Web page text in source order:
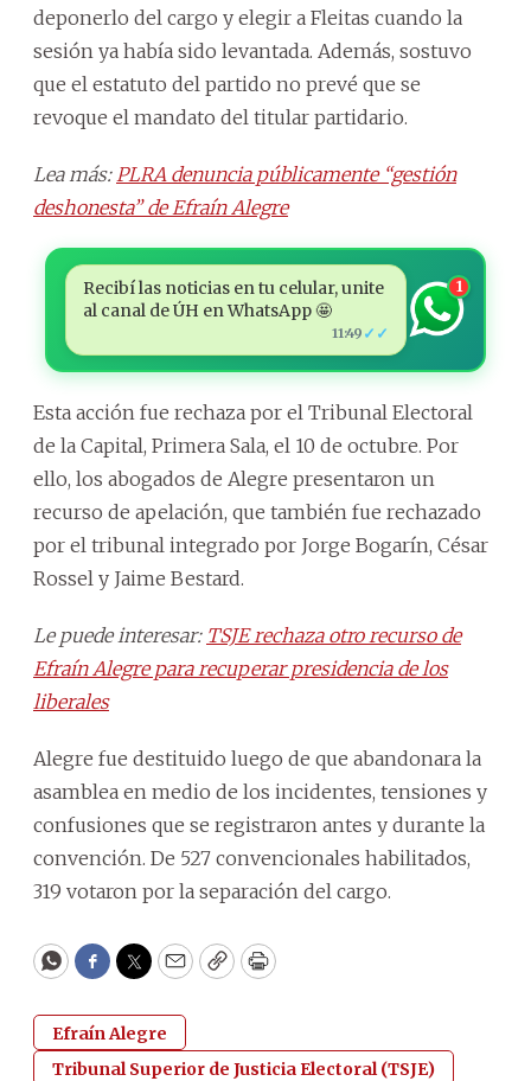
deponerlo del cargo y elegir a Fleitas cuando la
sesión ya había sido levantada. Además, sostuvo
que el estatuto del partido no prevé que se
revoque el mandato del titular partidario.
Lea más: PLRA denuncia públicamente “gestión
deshonesta” de Efraín Alegre
Recibí las noticias en tu celular, unite
al canal de ÚH en WhatsApp 🤩
11:49 ✓✓
1
Esta acción fue rechaza por el Tribunal Electoral
de la Capital, Primera Sala, el 10 de octubre. Por
ello, los abogados de Alegre presentaron un
recurso de apelación, que también fue rechazado
por el tribunal integrado por Jorge Bogarín, César
Rossel y Jaime Bestard.
Le puede interesar: TSJE rechaza otro recurso de
Efraín Alegre para recuperar presidencia de los
liberales
Alegre fue destituido luego de que abandonara la
asamblea en medio de los incidentes, tensiones y
confusiones que se registraron antes y durante la
convención. De 527 convencionales habilitados,
319 votaron por la separación del cargo.
WhatsApp
Facebook
Twitter
EmailCopyPrint
Efraín Alegre
Tribunal Superior de Justicia Electoral (TSJE)